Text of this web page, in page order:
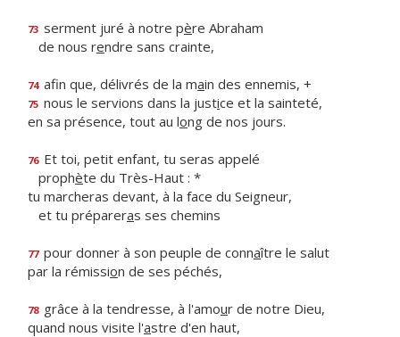
73 serment juré à notre père Abraham
de nous rendre sans crainte,
74 afin que, délivrés de la main des ennemis, +
75 nous le servions dans la justice et la sainteté,
en sa présence, tout au long de nos jours.
76 Et toi, petit enfant, tu seras appelé
prophète du Très-Haut : *
tu marcheras devant, à la face du Seigneur,
et tu prépareras ses chemins
77 pour donner à son peuple de connaître le salut
par la rémission de ses péchés,
78 grâce à la tendresse, à l'amour de notre Dieu,
quand nous visite l'astre d'en haut,